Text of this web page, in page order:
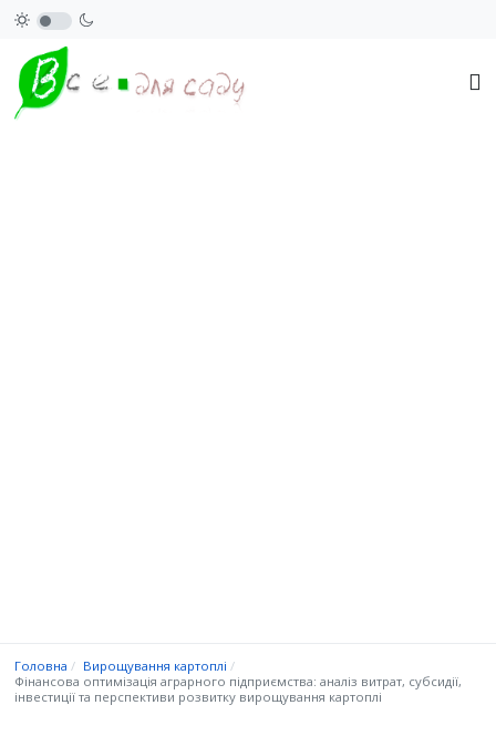
Головна
Вирощування картоплі
Фінансова оптимізація аграрного підприємства: аналіз витрат, субсидії,
інвестиції та перспективи розвитку вирощування картоплі